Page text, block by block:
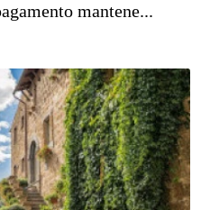
mantene...